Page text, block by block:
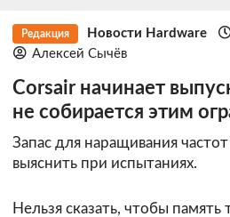
Редакция Новости Hardware
Алексей Сычёв
Corsair начинает
не собирается этим
Запас для наращивания
выяснить при испытаниях.
Нельзя сказать, чтобы